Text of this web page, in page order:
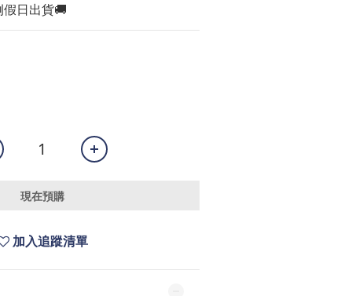
日出貨🚚
現在預購
加入追蹤清單